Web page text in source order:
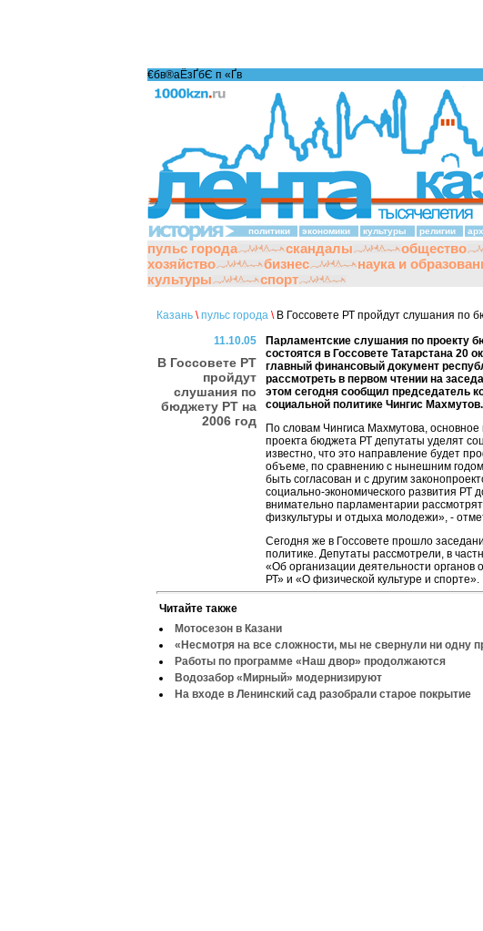
€бв®аЁзҐбЄ п «Ґ­в
политики экономики культуры религии
пульс города скандалы общество
хозяйство
бизнес наука и
культуры
спорт
Казань \ пульс города \В Госсовете РТ пройдут слушания по
11.10.05
В Госсовете РТ
пройдут
слушания по
бюджету РТ на
2006 год
Парламентские слушания по проекту
состоятся в Госсовете Татарстана 20
главный финансовый документ
рассмотреть в первом чтении на
этом сегодня сообщил председатель
социальной политике Чингис Махмутов.
По словам Чингиса Махмутова,
проекта бюджета РТ депутаты уделят
известно, что это направление будет
объеме, по сравнению с нынешним
быть согласован и с другим
социально-экономического развития РТ
внимательно парламентарии
физкультуры и отдыха молодежи», -
Сегодня же в Госсовете прошло
политике. Депутаты рассмотрели, в
«Об организации деятельности органов
РТ» и «О физической культуре и спорте».
Читайте также
Мотосезон в Казани
«Несмотря на все сложности, мы не свернули ни одну
Работы по программе «Наш двор» продолжаются
Водозабор «Мирный» модернизируют
На входе в Ленинский сад разобрали старое покрытие